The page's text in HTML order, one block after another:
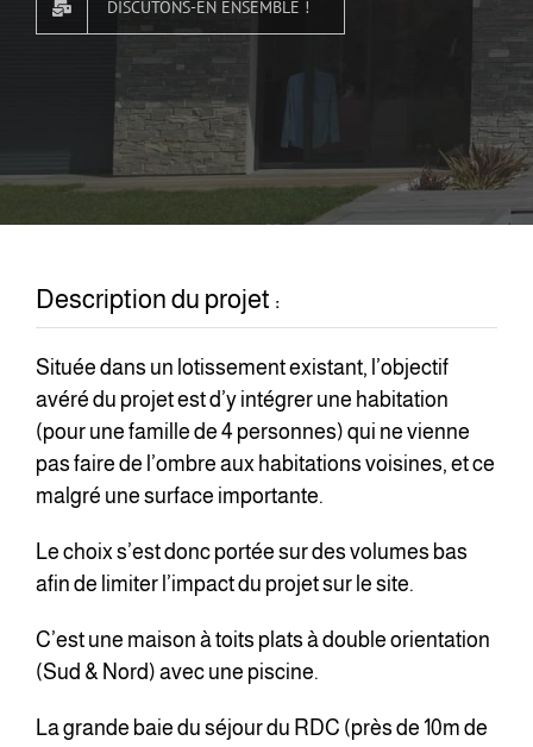
DISCUTONS-EN ENSEMBLE !
Description du projet :
Située dans un lotissement existant, l’objectif
avéré du projet est d’y intégrer une habitation
(pour une famille de 4 personnes) qui ne vienne
pas faire de l’ombre aux habitations voisines, et ce
malgré une surface importante.
Le choix s’est donc portée sur des volumes bas
afin de limiter l’impact du projet sur le site.
C’est une maison à toits plats à double orientation
(Sud & Nord) avec une piscine.
La grande baie du séjour du RDC (près de 10m de